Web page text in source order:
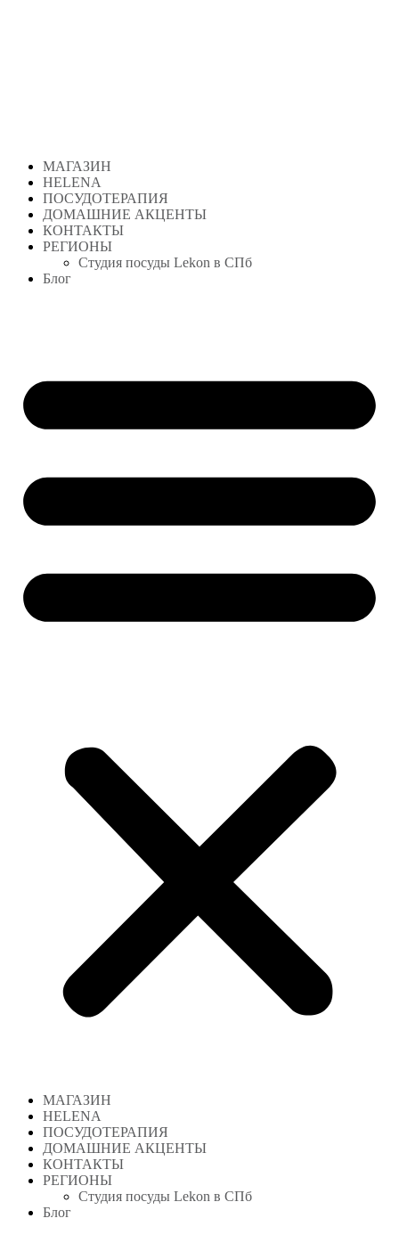
МАГАЗИН
HELENA
ПОСУДОТЕРАПИЯ
ДОМАШНИЕ АКЦЕНТЫ
КОНТАКТЫ
РЕГИОНЫ
Студия посуды Lekon в СПб
Блог
МАГАЗИН
HELENA
ПОСУДОТЕРАПИЯ
ДОМАШНИЕ АКЦЕНТЫ
КОНТАКТЫ
РЕГИОНЫ
Студия посуды Lekon в СПб
Блог